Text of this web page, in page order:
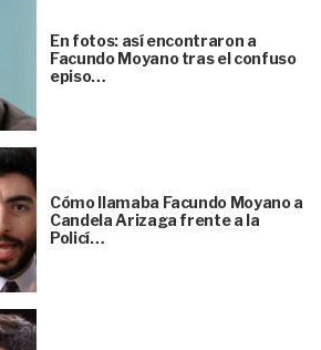
En fotos: así encontraron a
Facundo Moyano tras el confuso
episo…
Cómo llamaba Facundo Moyano a
Candela Arizaga frente a la
Policí…